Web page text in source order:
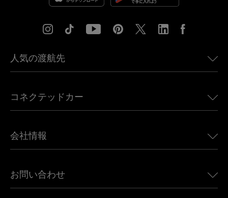
人気の渡航先
ヨーロッパ向けeSIM
カナダ向けeSIM
アフリカ向けeSIM
すべての目的地を見る
コネクテッドカー
Land Rover向けUbigi
Jeep向けUbigi
会社情報
Ubigi関連プレス
お問い合わせ